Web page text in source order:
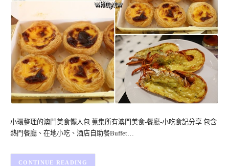
小環整理的澳門美食懶人包 蒐集所有澳門美食-餐廳-小吃食記分享 包含
熱門餐廳、在地小吃、酒店自助餐Buffet…
CONTINUE READING